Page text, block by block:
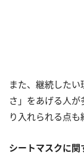
また、継続した
さ」をあげる人
り入れられる点も
シートマスクに関